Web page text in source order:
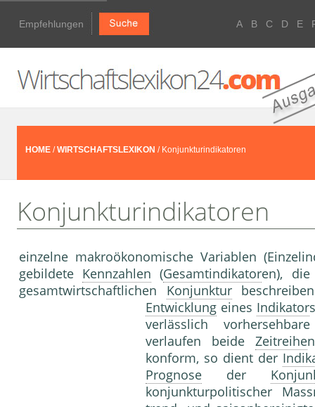
Empfehlungen A B C D E
HOME /WIRTSCHAFTSLEXIKON / Konjunkturindikatoren
Konjunkturindikatoren
einzelne makroökonomische Variablen
gebildete Kennzahlen (Gesamtindikatoren),
gesamtwirtschaftlichen Konjunktur
Entwicklung eines Indikator
verlässlich
verlaufen beide Zeitreihe
konform, so dient der
Prognose der
konjunkturpolitischer